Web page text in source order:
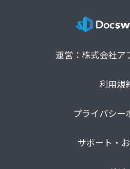
運営：株式会社ア
利用規
プライバシー
サポート・